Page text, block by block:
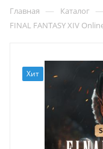
Главная — Каталог —
FINAL FANTASY XIV
Хит